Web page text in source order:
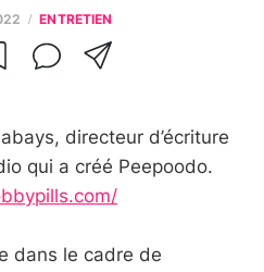
ENTRETIEN
directeur d’écriture
qui a créé Peepoodo.
dans le cadre de